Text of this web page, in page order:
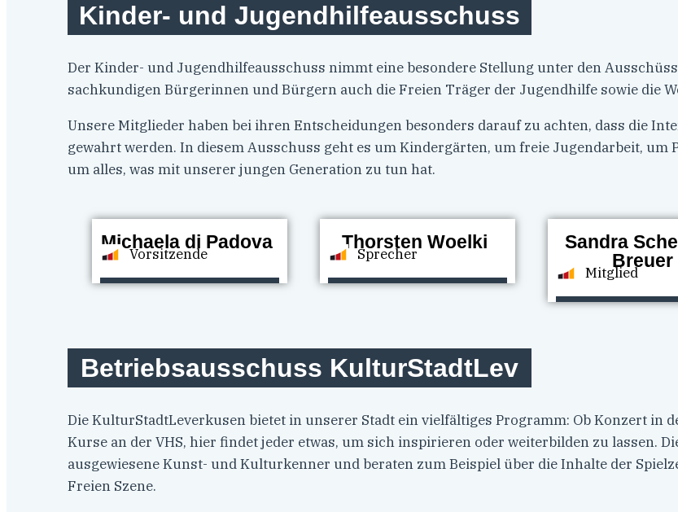
Kinder- und Jugendhilfeausschuss
Der Kinder- und Jugendhilfeausschuss nimmt eine besondere Stellung unter den
sachkundigen Bürgerinnen und Bürgern auch die Freien Träger der Jugendhilfe sowie die
Unsere Mitglieder haben bei ihren Entscheidungen besonders darauf zu achten, dass die
gewahrt werden. In diesem Ausschuss geht es um Kindergärten, um freie Jugendarbeit, um
um alles, was mit unserer jungen Generation zu tun hat.
Michaela di Padova
Vorsitzende
Thorsten Woelki
Sprecher
Sandra
Breuer
Mitglied
Betriebsausschuss KulturStadtLev
Die KulturStadtLeverkusen bietet in unserer Stadt ein vielfältiges Programm: Ob Konzert in
Kurse an der VHS, hier findet jeder etwas, um sich inspirieren oder weiterbilden zu lassen.
ausgewiesene Kunst- und Kulturkenner und beraten zum Beispiel über die Inhalte der
Freien Szene.